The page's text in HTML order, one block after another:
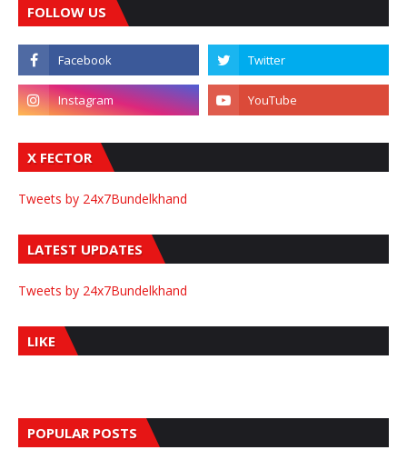
FOLLOW US
X FECTOR
Tweets by 24x7Bundelkhand
LATEST UPDATES
Tweets by 24x7Bundelkhand
LIKE
POPULAR POSTS